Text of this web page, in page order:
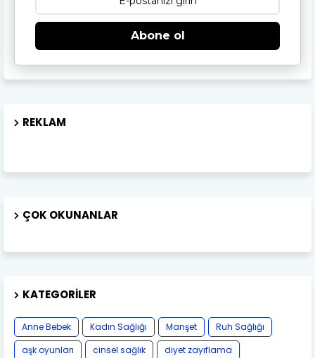
Abone ol
REKLAM
ÇOK OKUNANLAR
KATEGORILER
Anne Bebek Kadın Sağlığı Manşet
Ruh Sağlığı
aşk oyunları
cinsel sağlık
diyet zayıflama